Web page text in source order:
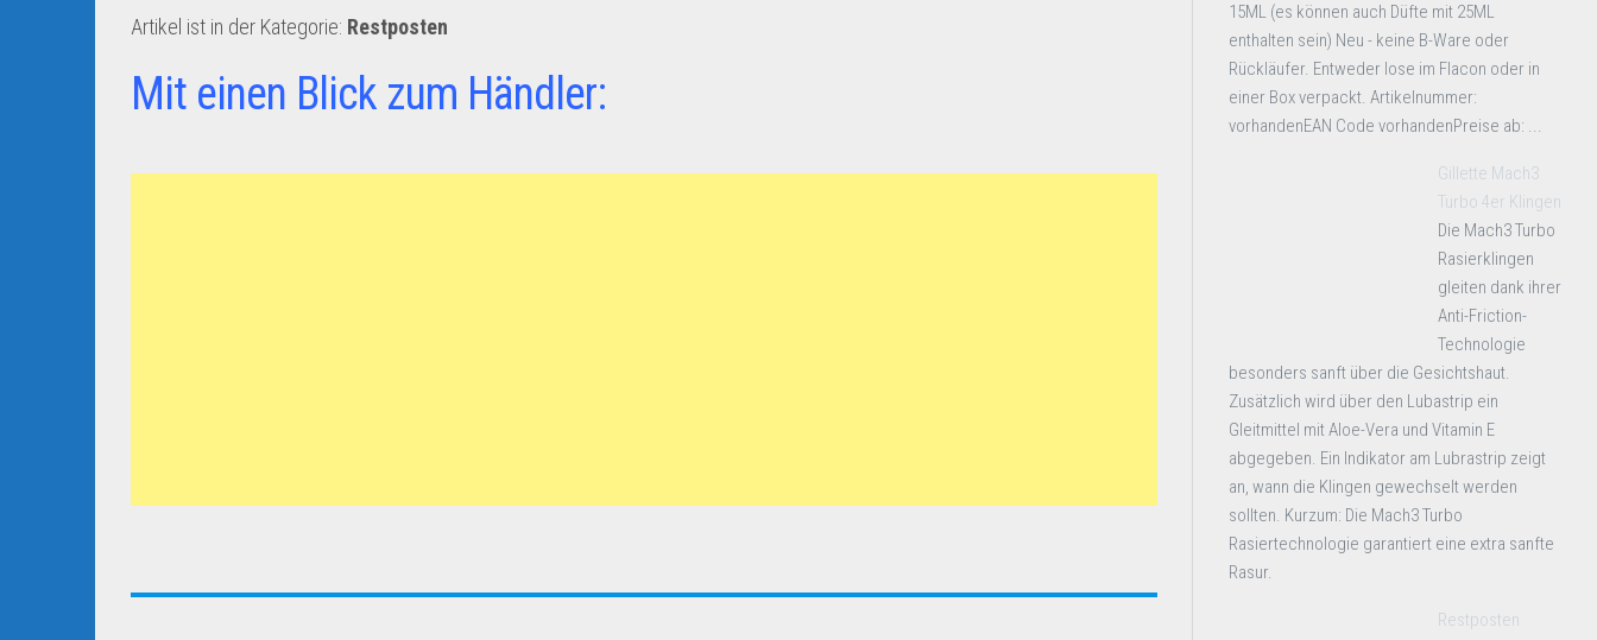
Artikel ist in der Kategorie: Restposten
Mit einen Blick zum Händler:
15ML (es können auch Düfte mit 25ML
enthalten sein) Neu - keine B-Ware oder
Rückläufer. Entweder lose im Flacon oder in
einer Box verpackt. Artikelnummer:
vorhandenEAN Code vorhandenPreise ab: ...
Gillette Mach3
Turbo 4er Klingen
Die Mach3 Turbo
Rasierklingen
gleiten dank ihrer
Anti-Friction-
Technologie
besonders sanft über die Gesichtshaut.
Zusätzlich wird über den Lubastrip ein
Gleitmittel mit Aloe-Vera und Vitamin E
abgegeben. Ein Indikator am Lubrastrip zeigt
an, wann die Klingen gewechselt werden
sollten. Kurzum: Die Mach3 Turbo
Rasiertechnologie garantiert eine extra sanfte
Rasur.
Restposten